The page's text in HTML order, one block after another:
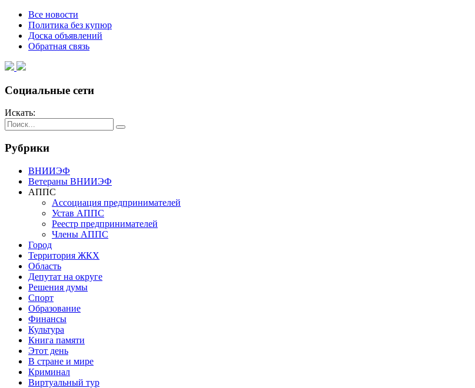
Все новости
Политика без купюр
Доска объявлений
Обратная связь
Социальные сети
Искать:
Рубрики
ВНИИЭФ
Ветераны ВНИИЭФ
АППС
Ассоциация предпринимателей
Устав АППС
Реестр предпринимателей
Члены АППС
Город
Территория ЖКХ
Область
Депутат на округе
Решения думы
Спорт
Образование
Финансы
Культура
Книга памяти
Этот день
В стране и мире
Криминал
Виртуальный тур